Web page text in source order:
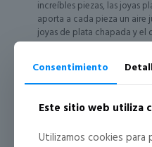
increíbles piezas, las joyas
aporta a cada pieza un aire
joyas de plata chapada y
Clareza Jewelry
[…]
Consentimiento
Este sitio web utiliza
Utilizamos cookies